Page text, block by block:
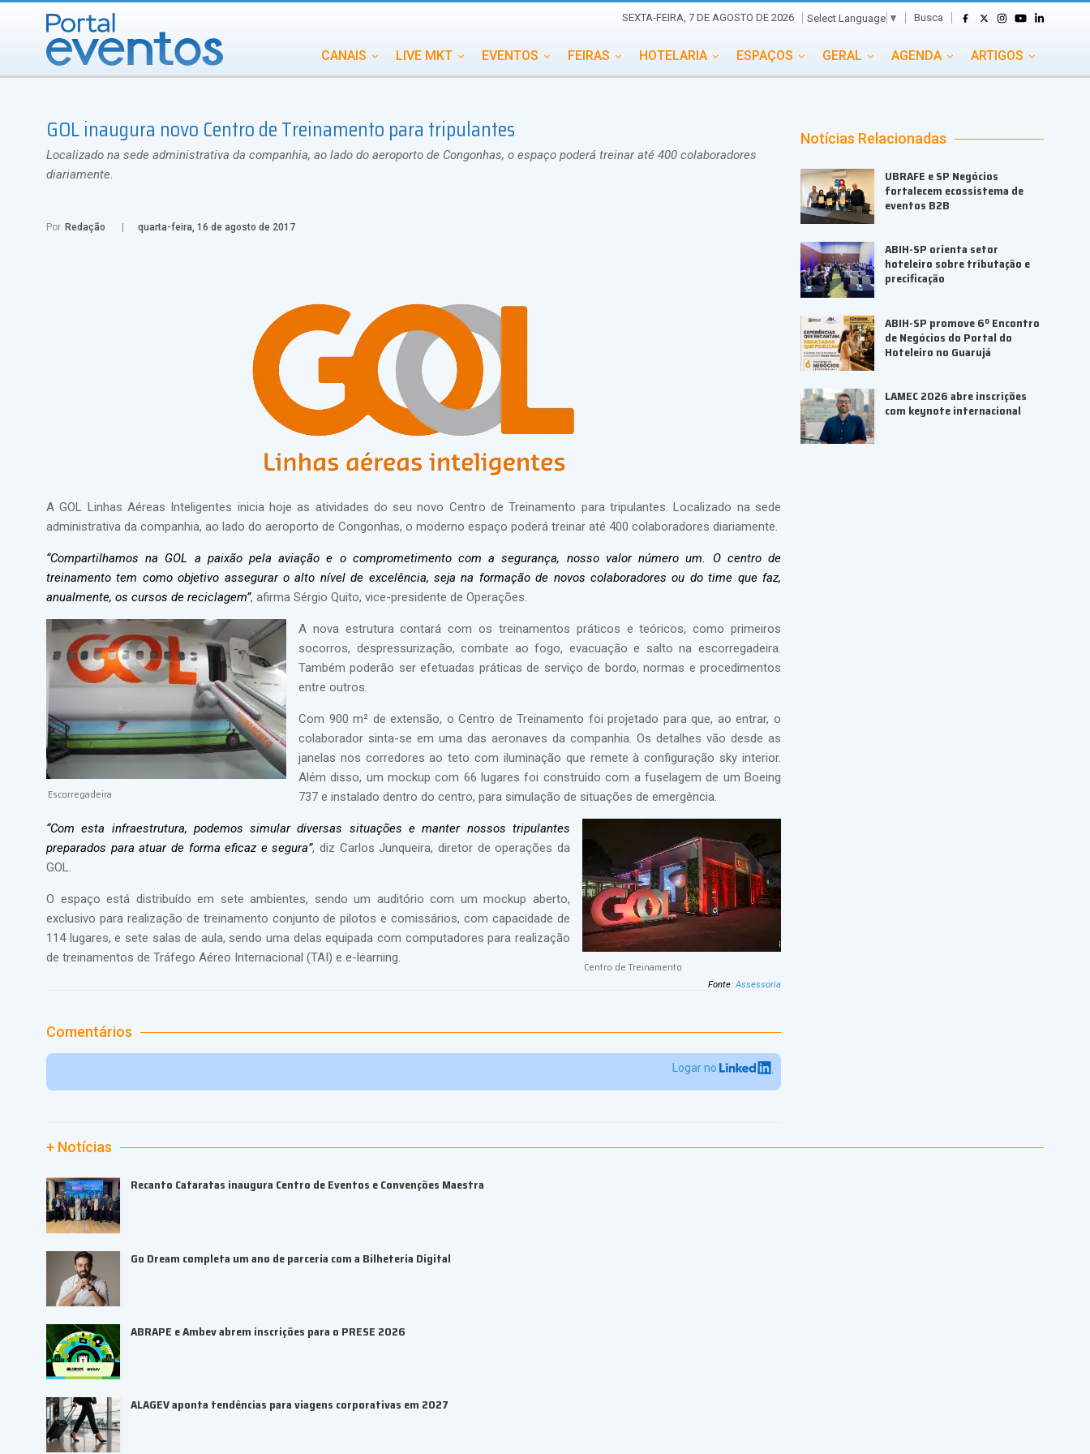
SEXTA-FEIRA, 7 DE AGOSTO DE 2026 Select Language ▼ Busca
CANAIS LIVE MKT EVENTOS FEIRAS HOTELARIA ESPAÇOS GERAL AGENDA ARTIGOS
INCENTIVOS INTERNACIONAL MEMORIAL DE EVENTOS PORTAL EVENTOS TV TRANSPORTES
TURISMO VAI E VEM
GOL inaugura novo Centro de Treinamento para tripulantes
Localizado na sede administrativa da companhia, ao lado do aeroporto de Congonhas, o espaço poderá treinar até 400 colaboradores
diariamente.
Por Redação quarta-feira, 16 de agosto de 2017
A GOL Linhas Aéreas Inteligentes inicia hoje as atividades do seu novo Centro de Treinamento para tripulantes. Localizado na sede
administrativa da companhia, ao lado do aeroporto de Congonhas, o moderno espaço poderá treinar até 400 colaboradores diariamente.
“Compartilhamos na GOL a paixão pela aviação e o comprometimento com a segurança, nosso valor número um. O centro de
treinamento tem como objetivo assegurar o alto nível de excelência, seja na formação de novos colaboradores ou do time que faz,
anualmente, os cursos de reciclagem”, afirma Sérgio Quito, vice-presidente de Operações.
Escorregadeira
A nova estrutura contará com os treinamentos práticos e teóricos, como primeiros
socorros, despressurização, combate ao fogo, evacuação e salto na escorregadeira.
Também poderão ser efetuadas práticas de serviço de bordo, normas e procedimentos
entre outros.
Com 900 m² de extensão, o Centro de Treinamento foi projetado para que, ao entrar, o
colaborador sinta-se em uma das aeronaves da companhia. Os detalhes vão desde as
janelas nos corredores ao teto com iluminação que remete à configuração sky interior.
Além disso, um mockup com 66 lugares foi construído com a fuselagem de um Boeing
737 e instalado dentro do centro, para simulação de situações de emergência.
Centro de Treinamento
“Com esta infraestrutura, podemos simular diversas situações e manter nossos tripulantes
preparados para atuar de forma eficaz e segura”, diz Carlos Junqueira, diretor de operações da
GOL.
O espaço está distribuído em sete ambientes, sendo um auditório com um mockup aberto,
exclusivo para realização de treinamento conjunto de pilotos e comissários, com capacidade de
114 lugares, e sete salas de aula, sendo uma delas equipada com computadores para realização
de treinamentos de Tráfego Aéreo Internacional (TAI) e e-learning.
Fonte:Assessoria
Comentários
Logar no
Notícias Relacionadas
UBRAFE e SP Negócios
fortalecem ecossistema de
eventos B2B
ABIH-SP orienta setor
hoteleiro sobre tributação e
precificação
ABIH-SP promove 6º Encontro
de Negócios do Portal do
Hoteleiro no Guarujá
LAMEC 2026 abre inscrições
com keynote internacional
+ Notícias
Recanto Cataratas inaugura Centro de Eventos e Convenções Maestra
Go Dream completa um ano de parceria com a Bilheteria Digital
ABRAPE e Ambev abrem inscrições para o PRESE 2026
ALAGEV aponta tendências para viagens corporativas em 2027